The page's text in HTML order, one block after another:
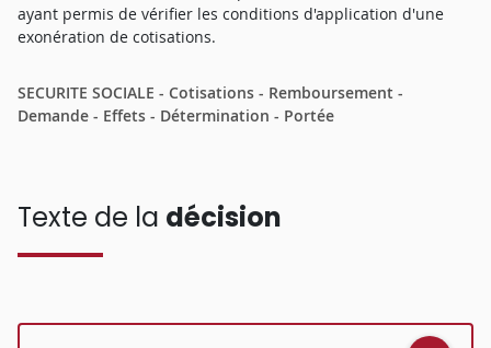
ayant permis de vérifier les conditions d'application d'une
exonération de cotisations.
SECURITE SOCIALE - Cotisations - Remboursement -
Demande - Effets - Détermination - Portée
Texte de la décision